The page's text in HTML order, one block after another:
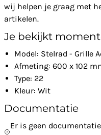
wij helpen je graag met
artikelen.
Je bekijkt
Model: Stelrad - Grille
Afmeting: 600 x 102
Type: 22
Kleur: Wit
Documentatie
Er is geen